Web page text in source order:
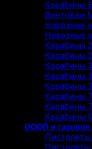
Карабины
Винтовки
Нарезные
Нарезные
Карабины
Карабины
Карабины
Карабины
Карабины
Карабины
Карабины
Карабины
ОООП и газовое
Пистолеты